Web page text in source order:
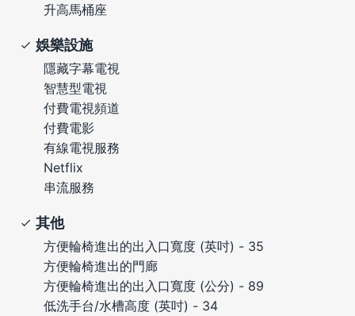
升高馬桶座
娛樂設施
隱藏字幕電視
智慧型電視
付費電視頻道
付費電影
有線電視服務
Netflix
串流服務
其他
方便輪椅進出的出入口寬度 (英吋) - 35
方便輪椅進出的門廊
方便輪椅進出的出入口寬度 (公分) - 89
低洗手台/水槽高度 (英吋) - 34